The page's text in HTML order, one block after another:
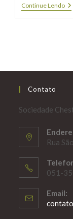
Continue LendoPor
Contato
Sociedade
Rua
051-
Email: